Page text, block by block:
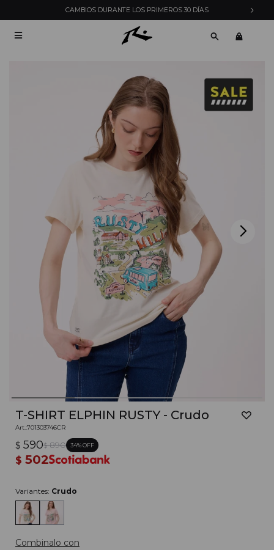
ENVÍOS EXPRESS EN MONTEVIDEO CON

T-SHIRT ELPHIN RUSTY - Crudo
701303746CR
$ 590$ 890 34
$ 502
Variantes: Crudo
Combinalo con